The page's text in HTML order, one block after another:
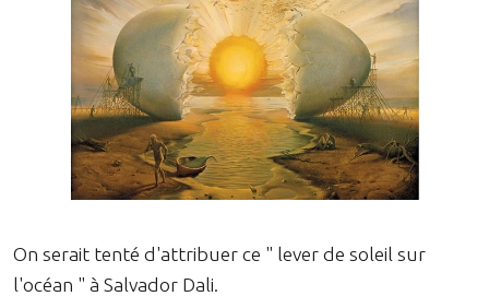
On serait tenté d'attribuer ce " lever de soleil sur
l'océan " à Salvador Dali.